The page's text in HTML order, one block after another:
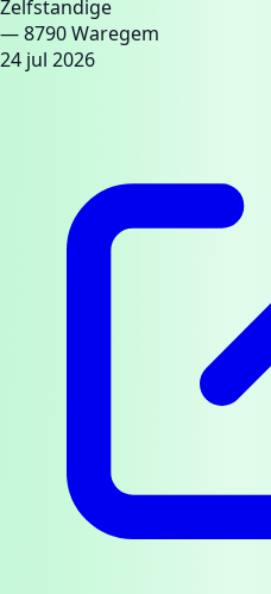
Zelfstandige
— 8790 Waregem
24 jul 2026